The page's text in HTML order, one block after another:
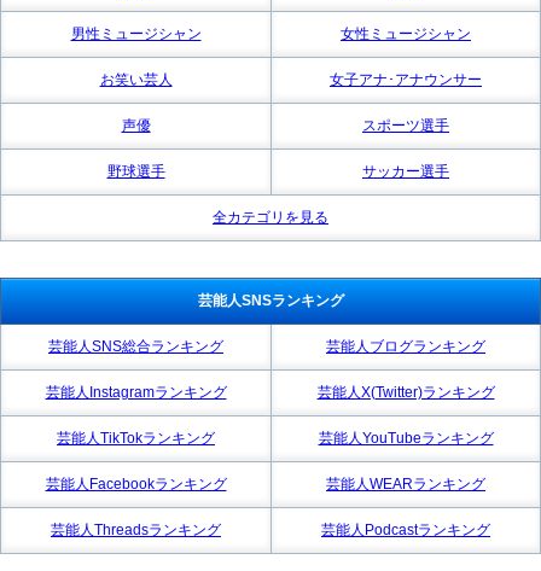
男性ミュージシャン 女性ミュージシャン
お笑い芸人 女子アナ･アナウンサー
声優 スポーツ選手
野球選手 サッカー選手
全カテゴリを見る
芸能人SNSランキング
芸能人SNS総合ランキング 芸能人ブログランキング
芸能人Instagramランキング 芸能人X(Twitter)ランキング
芸能人TikTokランキング 芸能人YouTubeランキング
芸能人Facebookランキング 芸能人WEARランキング
芸能人Threadsランキング 芸能人Podcastランキング